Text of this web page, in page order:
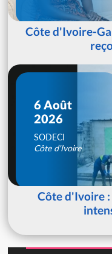
Côte d'Ivoire-
6 Août
2026
SODECI
Côte d'Ivoire
Côte d'Ivoire :